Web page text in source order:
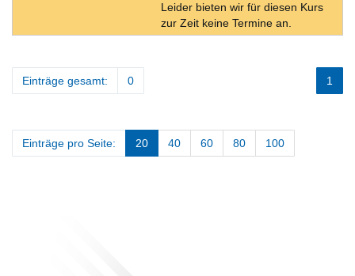
Leider bieten wir für diesen Kurs
zur Zeit keine Termine an.
1
Einträge gesamt: 0
Einträge pro Seite: 20 40 60 80 100